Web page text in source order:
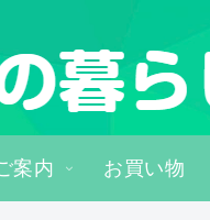
案内 お買い物